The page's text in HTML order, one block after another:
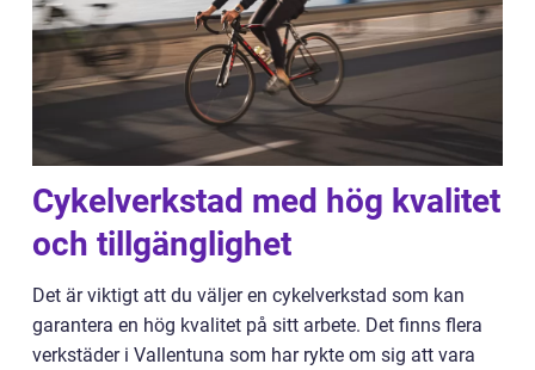
Cykelverkstad med hög kvalitet
och tillgänglighet
Det är viktigt att du väljer en cykelverkstad som kan
garantera en hög kvalitet på sitt arbete. Det finns flera
verkstäder i Vallentuna som har rykte om sig att vara